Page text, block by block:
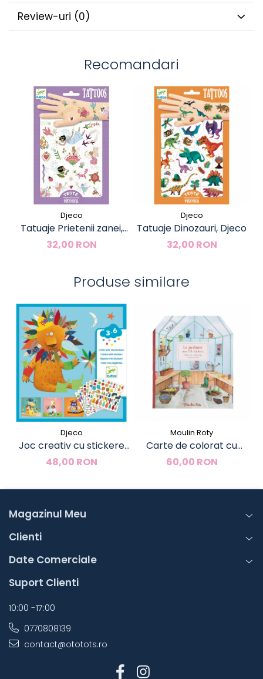
Review-uri (0)
Recomandari
Djeco
Tatuaje Prietenii zanei,
Djeco
32,00 RON
Djeco
Tatuaje Dinozauri, Djeco
32,00 RON
Produse similare
Djeco
Joc creativ cu stickere
Creeaza animale, Djeco
48,00 RON
Moulin Roty
Carte de colorat cu
stickere Cartea
60,00 RON
Magazinul Meu
Clienti
Date Comerciale
Suport Clienti
10:00 -17:00
0770808139
contact@ototots.ro